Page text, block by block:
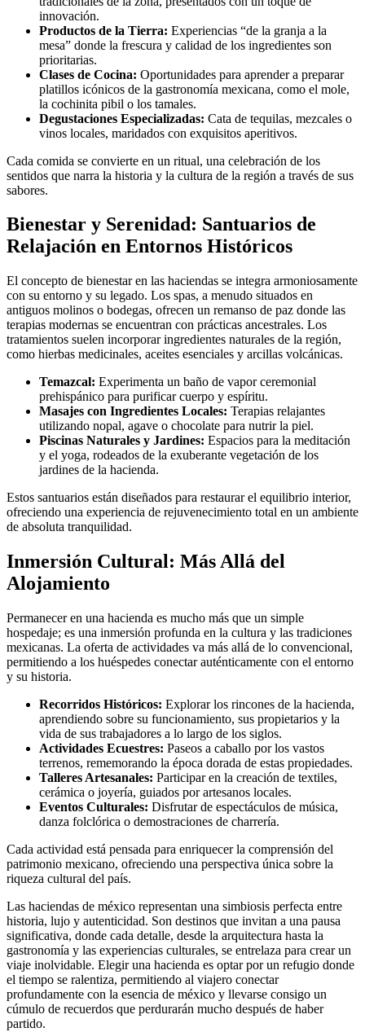
innovación.
Productos de la Tierra: Experiencias “de la granja a la
mesa” donde la frescura y calidad de los ingredientes son
prioritarias.
Clases de Cocina: Oportunidades para aprender a preparar
platillos icónicos de la gastronomía mexicana, como el mole,
la cochinita pibil o los tamales.
Degustaciones Especializadas: Cata de tequilas, mezcales o
vinos locales, maridados con exquisitos aperitivos.
Cada comida se convierte en un ritual, una celebración de los
sentidos que narra la historia y la cultura de la región a través de sus
sabores.
Bienestar y Serenidad: Santuarios de
Relajación en Entornos Históricos
El concepto de bienestar en las haciendas se integra armoniosamente
con su entorno y su legado. Los spas, a menudo situados en
antiguos molinos o bodegas, ofrecen un remanso de paz donde las
terapias modernas se encuentran con prácticas ancestrales. Los
tratamientos suelen incorporar ingredientes naturales de la región,
como hierbas medicinales, aceites esenciales y arcillas volcánicas.
Temazcal: Experimenta un baño de vapor ceremonial
prehispánico para purificar cuerpo y espíritu.
Masajes con Ingredientes Locales: Terapias relajantes
utilizando nopal, agave o chocolate para nutrir la piel.
Piscinas Naturales y Jardines: Espacios para la meditación
y el yoga, rodeados de la exuberante vegetación de los
jardines de la hacienda.
Estos santuarios están diseñados para restaurar el equilibrio interior,
ofreciendo una experiencia de rejuvenecimiento total en un ambiente
de absoluta tranquilidad.
Inmersión Cultural: Más Allá del
Alojamiento
Permanecer en una hacienda es mucho más que un simple
hospedaje; es una inmersión profunda en la cultura y las tradiciones
mexicanas. La oferta de actividades va más allá de lo convencional,
permitiendo a los huéspedes conectar auténticamente con el entorno
y su historia.
Recorridos Históricos: Explorar los rincones de la hacienda,
aprendiendo sobre su funcionamiento, sus propietarios y la
vida de sus trabajadores a lo largo de los siglos.
Actividades Ecuestres: Paseos a caballo por los vastos
terrenos, rememorando la época dorada de estas propiedades.
Talleres Artesanales: Participar en la creación de textiles,
cerámica o joyería, guiados por artesanos locales.
Eventos Culturales: Disfrutar de espectáculos de música,
danza folclórica o demostraciones de charrería.
Cada actividad está pensada para enriquecer la comprensión del
patrimonio mexicano, ofreciendo una perspectiva única sobre la
riqueza cultural del país.
Las haciendas de méxico representan una simbiosis perfecta entre
historia, lujo y autenticidad. Son destinos que invitan a una pausa
significativa, donde cada detalle, desde la arquitectura hasta la
gastronomía y las experiencias culturales, se entrelaza para crear un
viaje inolvidable. Elegir una hacienda es optar por un refugio donde
el tiempo se ralentiza, permitiendo al viajero conectar
profundamente con la esencia de méxico y llevarse consigo un
cúmulo de recuerdos que perdurarán mucho después de haber
partido.